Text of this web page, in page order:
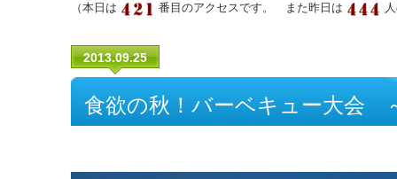
（本日は 番目のアクセスです。 また昨日は
2013.09.25
食欲の秋！バーベキュー大会